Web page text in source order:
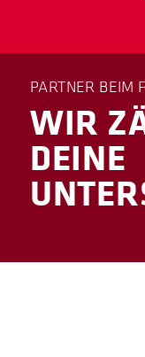
PARTNER BEIM
WIR
DEINE